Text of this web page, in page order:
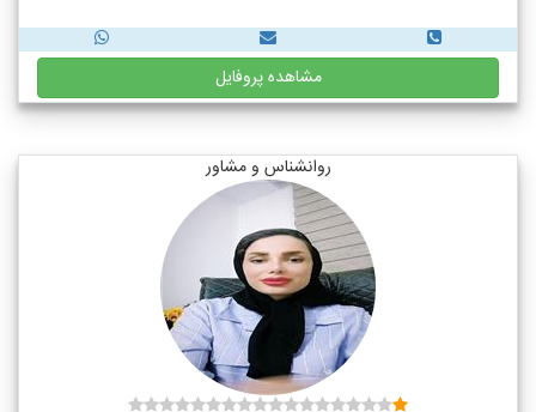
مشاهده پروفایل
روانشناس و مشاور